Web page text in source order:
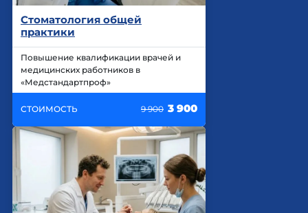
Стоматология общей
практики
Повышение квалификации врачей и
медицинских работников в
«Медстандартпроф»
СТОИМОСТЬ 9 900 3 900